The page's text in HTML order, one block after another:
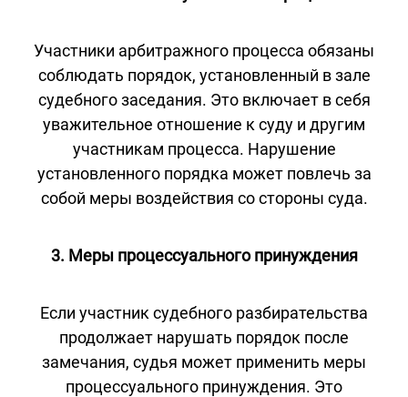
Участники арбитражного процесса обязаны
соблюдать порядок, установленный в зале
судебного заседания. Это включает в себя
уважительное отношение к суду и другим
участникам процесса. Нарушение
установленного порядка может повлечь за
собой меры воздействия со стороны суда.
3. Меры процессуального принуждения
Если участник судебного разбирательства
продолжает нарушать порядок после
замечания, судья может применить меры
процессуального принуждения. Это